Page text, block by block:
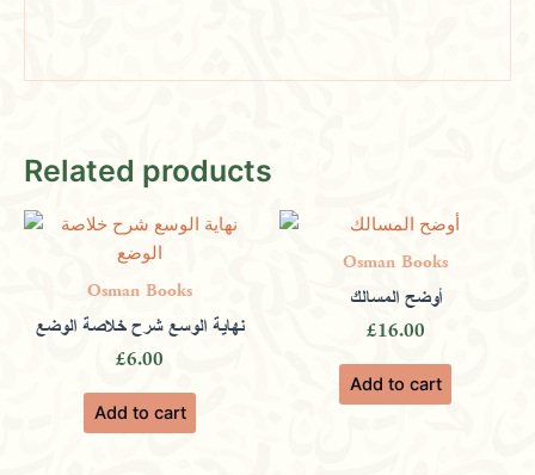
Related products
Osman Books
نهاية الوسع شرح خلاصة الوضع
£6.00
Add to cart
Osman Books
‏أوضح المسالك
£16.00
Add to cart